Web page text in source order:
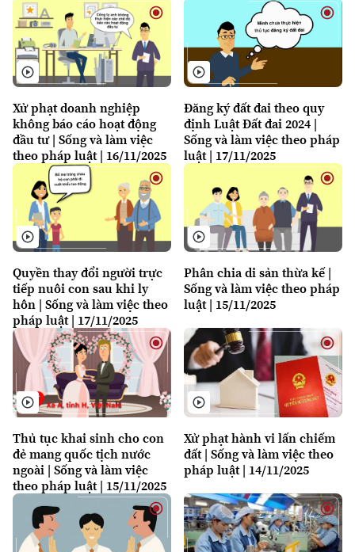
Liên hệ đường dây nóng (bấm để gọi)
Xử phạt doanh nghiệp
không báo cáo hoạt động
đầu tư | Sống và làm việc
theo pháp luật | 16/11/2025
Đăng ký đất đai theo quy
định Luật Đất đai 2024 |
Sống và làm việc theo pháp
luật | 17/11/2025
Quyền thay đổi người trực
tiếp nuôi con sau khi ly
hôn | Sống và làm việc theo
pháp luật | 17/11/2025
Phân chia di sản thừa kế |
Sống và làm việc theo pháp
luật | 15/11/2025
Thủ tục khai sinh cho con
đẻ mang quốc tịch nước
ngoài | Sống và làm việc
theo pháp luật | 15/11/2025
Xử phạt hành vi lấn chiếm
đất | Sống và làm việc theo
pháp luật | 14/11/2025